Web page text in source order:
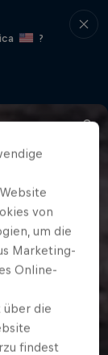
?
von
um die
Marketing-
Online-
über die
findest